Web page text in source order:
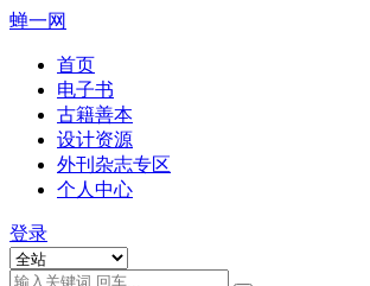
蝉一网
首页
电子书
古籍善本
设计资源
外刊杂志专区
个人中心
登录